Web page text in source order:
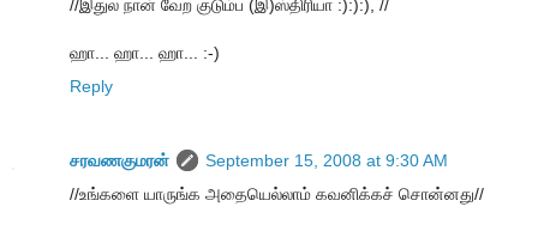
//இதுல நான் வேற குடும்ப (இ)ஸ்திரியா :):):), //
ஹா... ஹா... ஹா... :-)
Reply
சரவணகுமரன்
September 15, 2008 at 9:30 AM
//உங்களை யாருங்க அதையெல்லாம் கவனிக்கச் சொன்னது//